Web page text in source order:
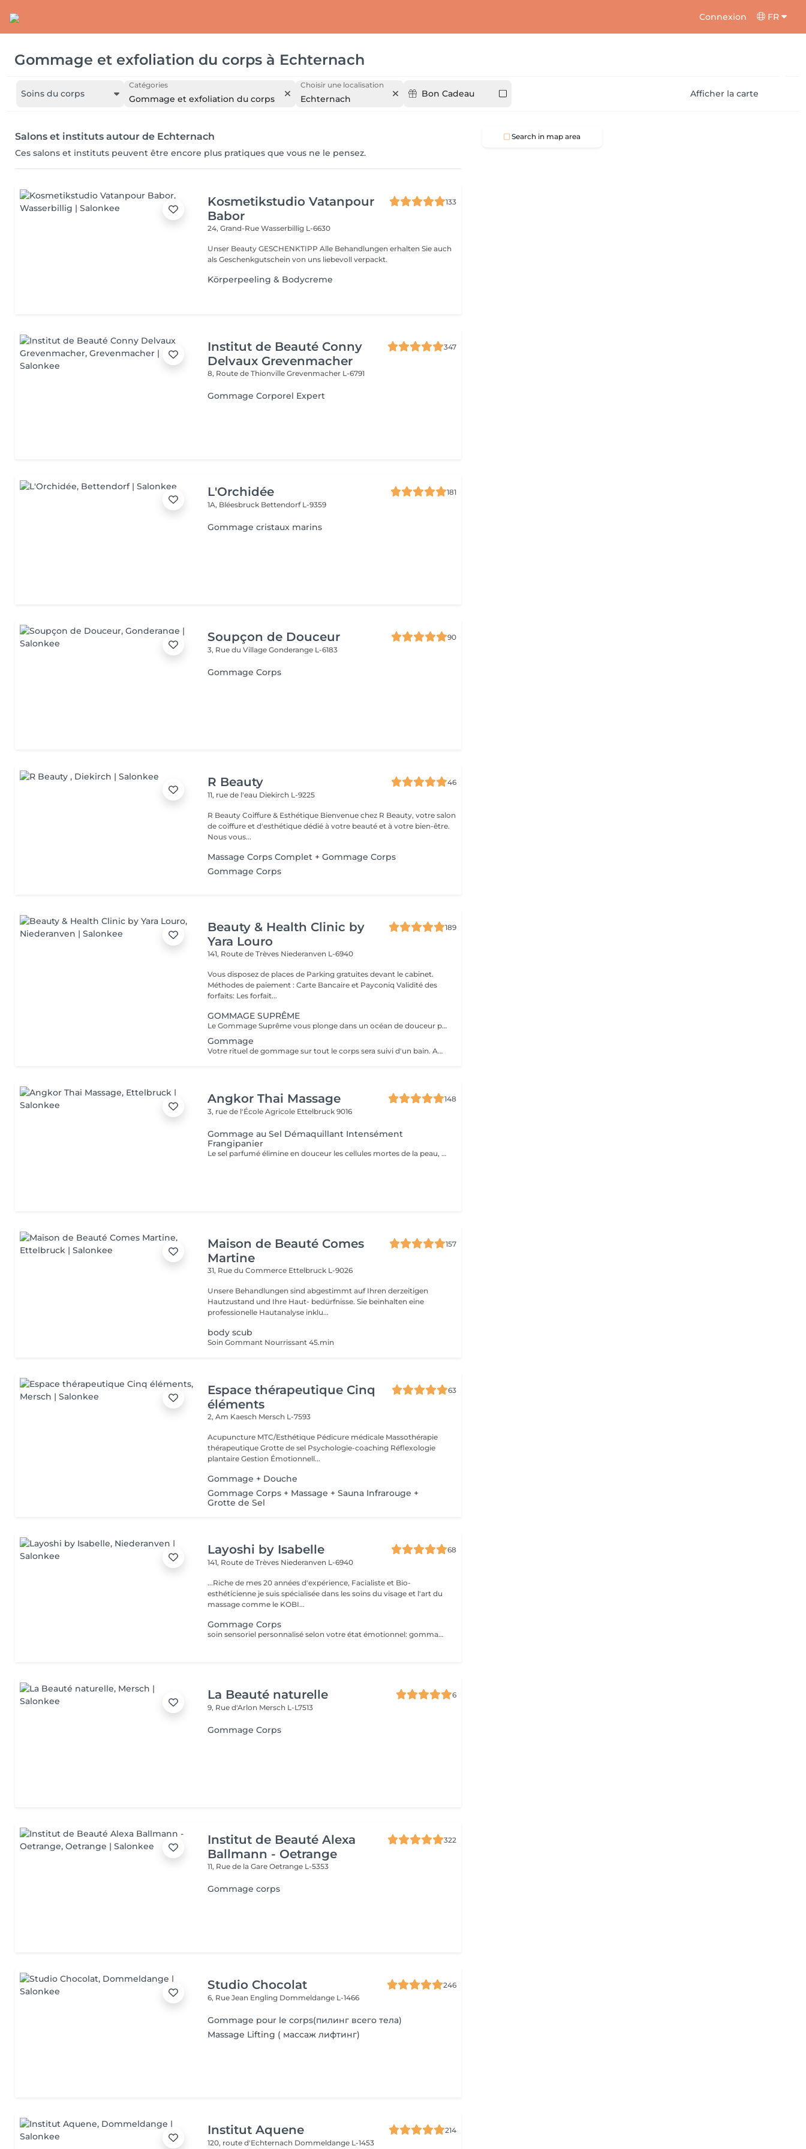
Connexion FR
Gommage et exfoliation du corps à Echternach
Soins du corps
Catégories
Gommage et exfoliation du corps
Choisir une localisation
Echternach Bon Cadeau Afficher la carte
Salons et instituts autour de Echternach
Ces salons et instituts peuvent être encore plus pratiques que vous ne le pensez.
Kosmetikstudio Vatanpour
Babor
133
24, Grand-RueWasserbillig L-6630
Unser Beauty GESCHENKTIPP Alle Behandlungen erhalten Sie auch
als Geschenkgutschein von uns liebevoll verpackt.
Körperpeeling & Bodycreme
Institut de Beauté Conny
Delvaux Grevenmacher
347
8, Route de ThionvilleGrevenmacher L-6791
Gommage Corporel Expert
L'Orchidée
181
1A, Bléesbruck Bettendorf L-9359
Gommage cristaux marins
Soupçon de Douceur
90
3, Rue du VillageGonderange L-6183
Gommage Corps
R Beauty
46
11, rue de l'eau Diekirch L-9225
R Beauty Coiffure & Esthétique Bienvenue chez R Beauty, votre salon
de coiffure et d'esthétique dédié à votre beauté et à votre bien-être.
Nous vous...
Massage Corps Complet + Gommage Corps
Gommage Corps
Beauty & Health Clinic by
Yara Louro
189
141, Route de Trèves Niederanven L-6940
Vous disposez de places de Parking gratuites devant le cabinet.
Méthodes de paiement : Carte Bancaire et Payconiq Validité des
forfaits: Les forfait...
GOMMAGE SUPRÊME
Le Gommage Suprême vous plonge dans un océan de douceur pour une peau sublimée. Le massage relaxant effectué après le gommage vous donnera la sensation d'évasion suprême. Le résultat sera une recharge profonde avec votre corps et votre mental libéré de toutes les pollutions accumulées au fil des jours.
Gommage
Votre rituel de gommage sur tout le corps sera suivi d'un bain. Après cela vous bénéficierez d'un soin d'hydratation profonde.
Angkor Thai Massage
148
3, rue de l'École Agricole Ettelbruck 9016
Gommage au Sel Démaquillant Intensément
Frangipanier
Le sel parfumé élimine en douceur les cellules mortes de la peau, favorisant la régénération de nouvelles cellules. Ce soin luxueux révèle une toile lisse et réactive, prête à absorber l'huile corporelle profondément nourrissante.
Maison de Beauté Comes
Martine
157
31, Rue du Commerce Ettelbruck L-9026
Unsere Behandlungen sind abgestimmt auf Ihren derzeitigen
Hautzustand und Ihre Haut- bedürfnisse. Sie beinhalten eine
professionelle Hautanalyse inklu...
body scub
Soin Gommant Nourrissant 45.min
Espace thérapeutique Cinq
éléments
63
2, Am Kaesch Mersch L-7593
Acupuncture MTC/Esthétique Pédicure médicale Massothérapie
thérapeutique Grotte de sel Psychologie-coaching Réflexologie
plantaire Gestion Émotionnell...
Gommage + Douche
Gommage Corps + Massage + Sauna Infrarouge +
Grotte de Sel
Layoshi by Isabelle
68
141, Route de Trèves Niederanven L-6940
...Riche de mes 20 années d'expérience, Facialiste et Bio-
esthéticienne je suis spécialisée dans les soins du visage et l'art du
massage comme le KOBI...
Gommage Corps
soin sensoriel personnalisé selon votre état émotionnel: gommage complet du corps au sel rose de l'Himalaya pour une peau douce et satinée + douche
La Beauté naturelle
6
9, Rue d'Arlon Mersch L-L7513
Gommage Corps
Institut de Beauté Alexa
Ballmann - Oetrange
322
11, Rue de la GareOetrange L-5353
Gommage corps
Studio Chocolat
246
6, Rue Jean Engling Dommeldange L-1466
Gommage pour le corps(пилинг всего тела)
Massage Lifting ( массаж лифтинг)
Institut Aquene
214
120, route d'Echternach Dommeldange L-1453
Search in map area